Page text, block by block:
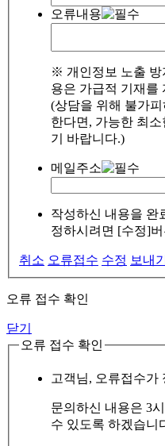
오류내용
※ 개인정보 노출 방
용은 가급적 기재를
(상담을 위해 불가
한다면, 가능한 최
기 바랍니다.)
메일주소
작성하신 내용을 완
정하시려면 [수정]
취소 오류접수 수정 보내기
오류 접수 확인
닫기
오류 접수 확인
고객님, 오류접수가
문의하신 내용은 3
수 있도록 하겠습니